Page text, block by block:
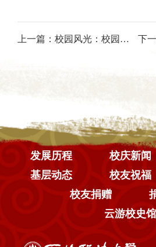
上一篇： 校园风光：校园花开 下
发展历程 校庆新闻
基层动态
校友祝福
校友捐赠
云游校史馆